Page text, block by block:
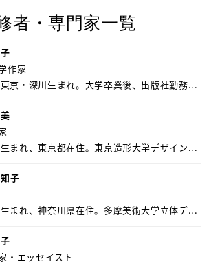
者・専門家一覧
作家
京・深川生まれ。大学卒業後、出版社勤務...
まれ、東京都在住。東京造形大学デザイン...
子
まれ、神奈川県在住。多摩美術大学立体デ...
・エッセイスト